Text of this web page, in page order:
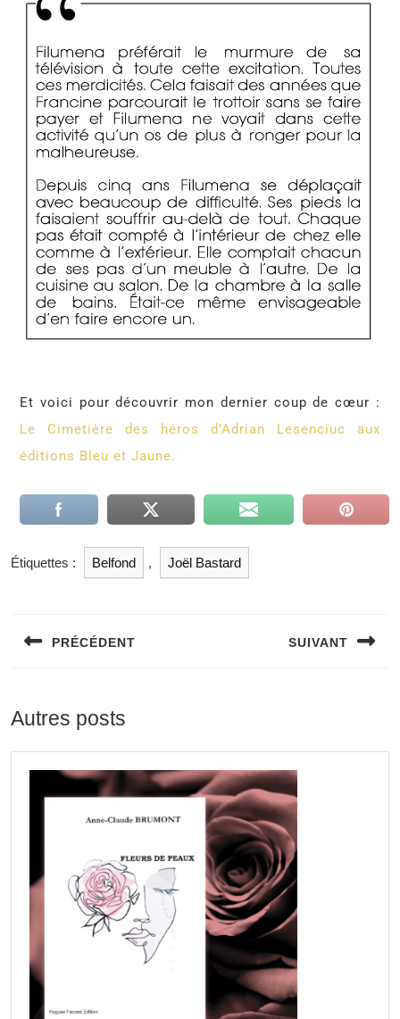
Et voici pour découvrir mon dernier coup de cœur :
Le Cimetière des héros d’Adrian Lesenciuc aux
éditions Bleu et Jaune.
Étiquettes : Belfond , Joël Bastard
PRÉCÉDENT SUIVANT
Autres posts